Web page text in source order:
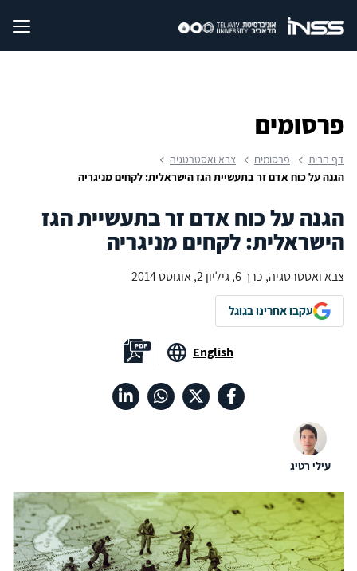
פרסומים
דף הבית פרסומים
צבא ואסטרטגיה
הגנה על כוח אדם זר בתעשיית הגז הישראלית: לקחים מניגריה
הגנה על כוח אדם זר בתעשיית הגז
הישראלית: לקחים מניגריה
צבא ואסטרטגיה, כרך 6, גיליון 2, אוגוסט 2014
עקבו אחרינו בגוגל
English
עילי רטיג